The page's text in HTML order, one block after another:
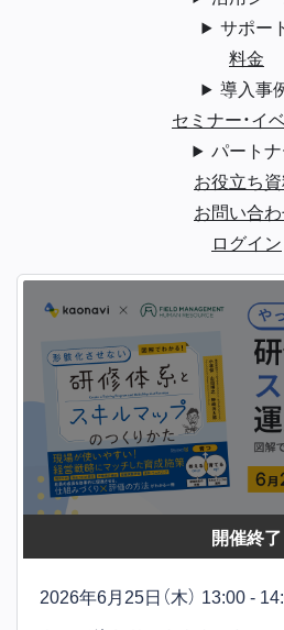
サポー
料金
導入事
セミナー・イ
パート
お役立ち
お問い合
ログイン
開催終了
2026年6月25日 （木） 13:00 -